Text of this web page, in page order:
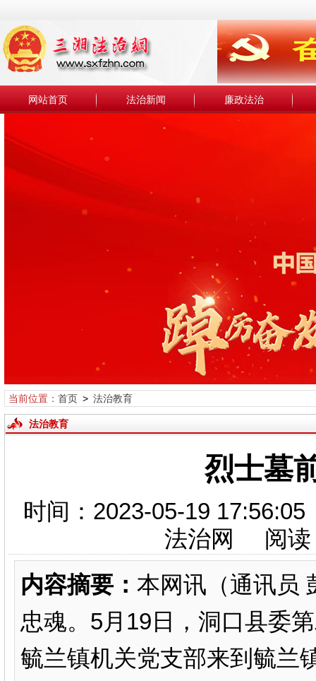
网站首页 法治新闻 廉政法治
当前位置： 首页> 法治教育
法治教育
烈士墓
时间：2023-05-19
法治网 阅读
内容摘要： 本网讯（通讯员
忠魂。5月19日，洞口县委
毓兰镇机关党支部来到毓兰